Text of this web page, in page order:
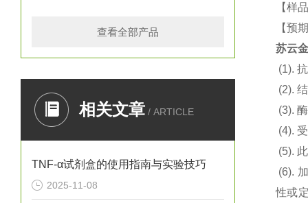
查看全部产品
相关文章 / ARTICLE
TNF-α试剂盒的使用指南与实验技巧
2025-11-08
【样
【预
苏云
(1).
(2).
(3).
(4).
(5).
(6).
性或